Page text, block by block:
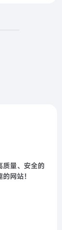
质量、安全的
网站！